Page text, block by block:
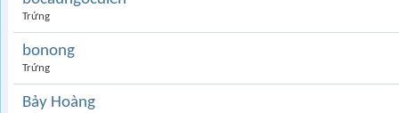
Trứng
bonong
Trứng
Bảy Hoàng